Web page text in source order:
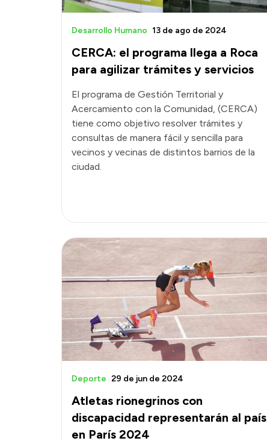
CERCA: el programa llega a Roca
para agilizar trámites y servicios
Desarrollo Humano 13 de ago de 2024
El programa de Gestión Territorial y
Acercamiento con la Comunidad, (CERCA)
tiene como objetivo resolver trámites y
consultas de manera fácil y sencilla para
vecinos y vecinas de distintos barrios de la
ciudad.
Atletas rionegrinos con
discapacidad representarán al país
en París 2024
Deporte 29 de jun de 2024